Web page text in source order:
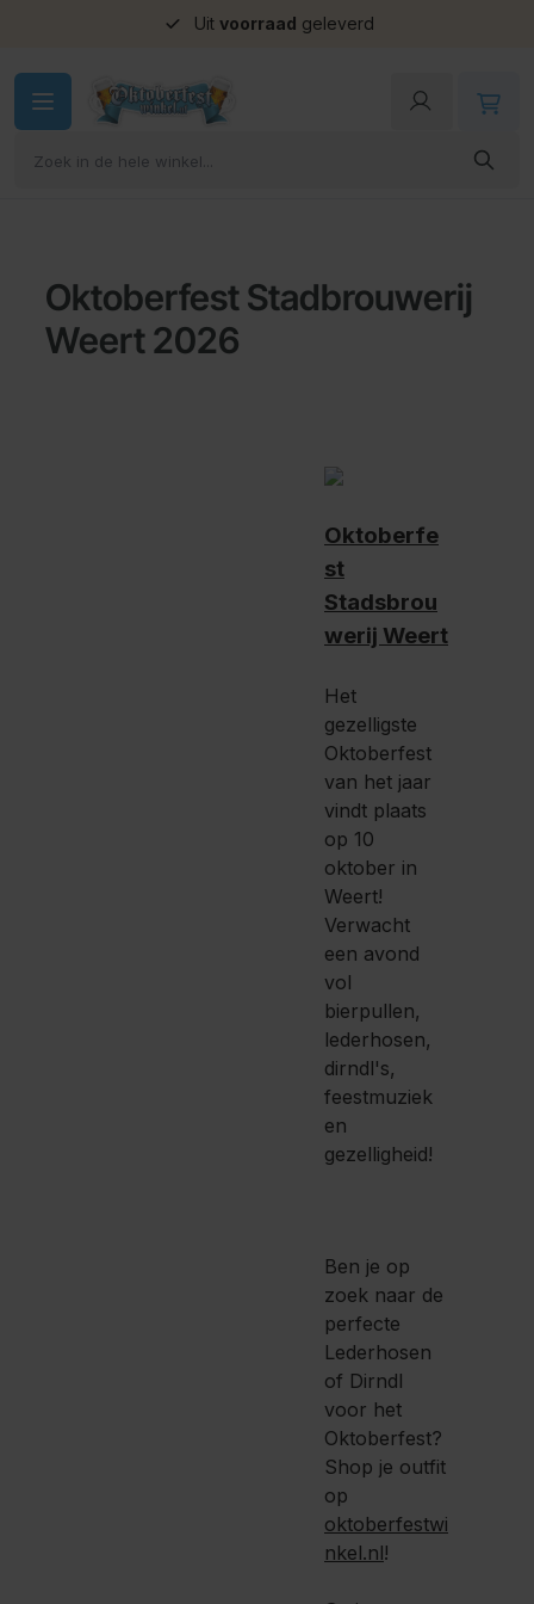
Uit voorraad geleverd
Oktoberfest Stadbrouwerij
Weert 2026
Oktoberfe
st
Stadsbrou
werij Weert
Het
gezelligste
Oktoberfest
van het jaar
vindt plaats
op 10
oktober in
Weert!
Verwacht
een avond
vol
bierpullen,
lederhosen,
dirndl's,
feestmuziek
en
gezelligheid!
Ben je op
zoek naar de
perfecte
Lederhosen
of Dirndl
voor het
Oktoberfest?
Shop je outfit
op
oktoberfestwi
nkel.nl!